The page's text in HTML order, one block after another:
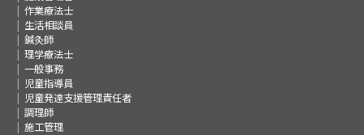
作業療法士
生活相談員
鍼灸師
理学療法士
一般事務
児童指導員
児童発達支援管理責任者
調理師
施工管理